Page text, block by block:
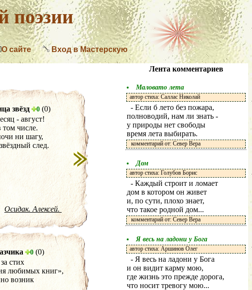
поэзии
О сайте Вход в Мастерскую
звёзд 0 (0)
- август!
том числе.
ни шагу,
след.
Осидак. Алексей.
0 (0)
стих
любимых книг»,
возник
Лента комментариев
Маловато лета
автор стиха: Саллас Николай
- Если б лето без пожара,
полноводий, нам ли знать -
у природы нет свободы
время лета выбирать.
комментарий от: Север Вера
Дом
автор стиха: Голубов Борис
- Каждый строит и ломает
дом в котором он живет
и, по сути, плохо знает,
что такое родной дом...
комментарий от: Север Вера
Я весь на ладони у Бога
автор стиха: Аршинов Олег
- Я весь на ладони у Бога
и он видит карму мою,
где жизнь это прежде дорога,
что носит тревогу мою...